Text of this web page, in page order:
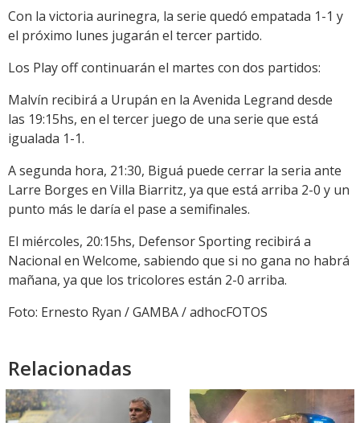
Con la victoria aurinegra, la serie quedó empatada 1-1 y
el próximo lunes jugarán el tercer partido.
Los Play off continuarán el martes con dos partidos:
Malvín recibirá a Urupán en la Avenida Legrand desde
las 19:15hs, en el tercer juego de una serie que está
igualada 1-1.
A segunda hora, 21:30, Biguá puede cerrar la seria ante
Larre Borges en Villa Biarritz, ya que está arriba 2-0 y un
punto más le daría el pase a semifinales.
El miércoles, 20:15hs, Defensor Sporting recibirá a
Nacional en Welcome, sabiendo que si no gana no habrá
mañana, ya que los tricolores están 2-0 arriba.
Foto: Ernesto Ryan / GAMBA / adhocFOTOS
Relacionadas